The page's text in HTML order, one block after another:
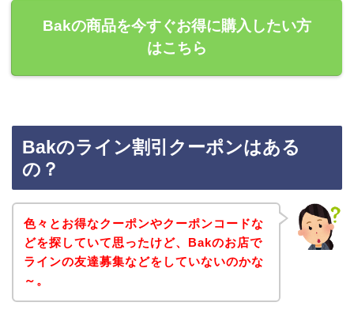
Bakの商品を今すぐお得に購入したい方
はこちら
Bakのライン割引クーポンはある
の？
色々とお得なクーポンやクーポンコードな
どを探していて思ったけど、Bakのお店で
ラインの友達募集などをしていないのかな
～。